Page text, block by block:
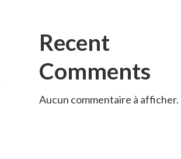
Recent
Comments
Aucun commentaire à afficher.